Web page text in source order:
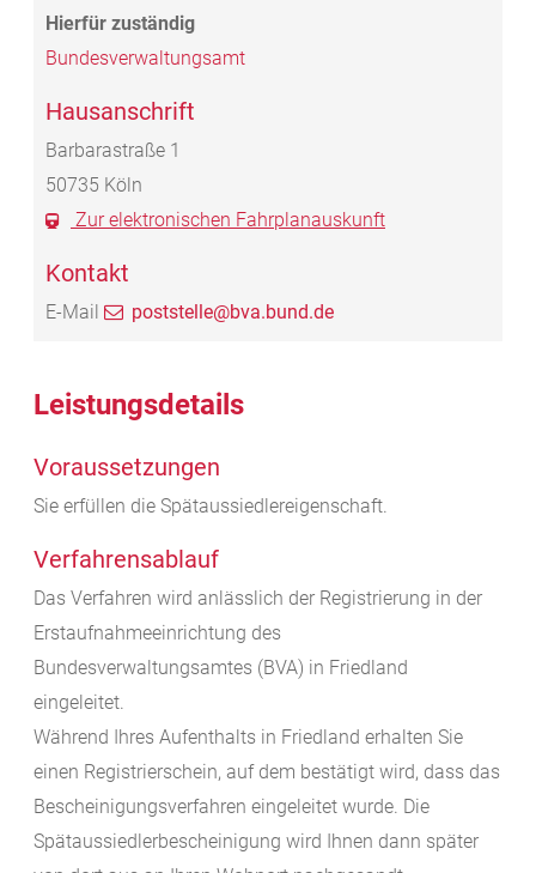
Bundesverwaltungsamt
Hausanschrift
Barbarastraße 1
50735 Köln
Zur elektronischen Fahrplanauskunft
Kontakt
E-Mail poststelle@bva.bund.de
Leistungsdetails
Voraussetzungen
Sie erfüllen die Spätaussiedlereigenschaft.
Verfahrensablauf
Das Verfahren wird anlässlich der Registrierung in der
Erstaufnahmeeinrichtung des
Bundesverwaltungsamtes (BVA) in Friedland
eingeleitet.
Während Ihres Aufenthalts in Friedland erhalten Sie
einen Registrierschein, auf dem bestätigt wird, dass das
Bescheinigungsverfahren eingeleitet wurde. Die
Spätaussiedlerbescheinigung wird Ihnen dann später